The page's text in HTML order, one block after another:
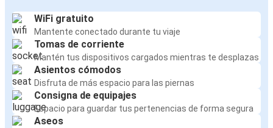
WiFi gratuito
Mantente conectado durante tu viaje
Tomas de corriente
Mantén tus dispositivos cargados mientras te desplazas
Asientos cómodos
Disfruta de más espacio para las piernas
Consigna de equipajes
Espacio para guardar tus pertenencias de forma segura
Aseos